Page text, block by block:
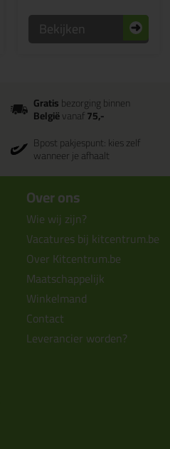
Bekijken
Gratisbezorging binnen
Belgiëvanaf75,-
Bpost pakjespunt: kies zelf
wanneer je afhaalt
Over ons
Wie wij zijn?
Vacatures bij kitcentrum.be
Over Kitcentrum.be
Maatschappelijk
Winkelmand
Contact
Leverancier worden?